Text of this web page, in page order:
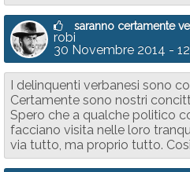
saranno certamente
robi
30 Novembre 2014 -
I delinquenti verbanesi sono
Certamente sono nostri
Spero che a qualche politico
facciano visita nelle loro
via tutto, ma proprio tutto.